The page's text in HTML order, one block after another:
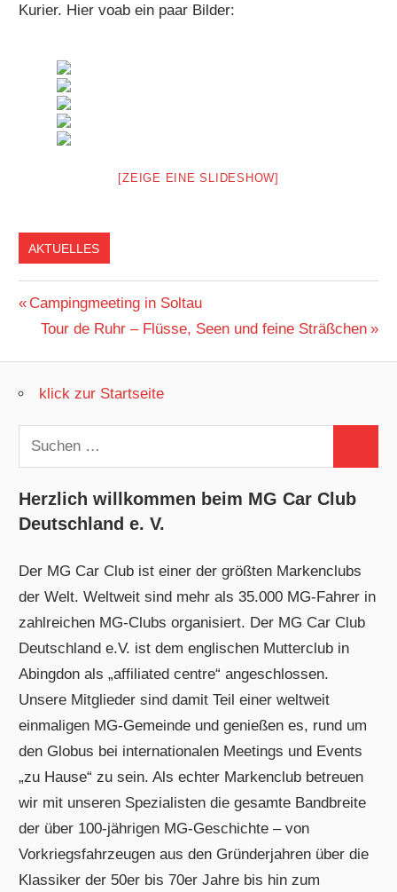
Kurier. Hier voab ein paar Bilder:
[ZEIGE EINE SLIDESHOW]
AKTUELLES
Beitragsnavigation
Vorheriger
Beitrag:
Campingmeeting in Soltau
Nächster
Tour de Ruhr – Flüsse, Seen und feine Sträßchen
klick zur Startseite
Suchen
nach:
Herzlich willkommen beim MG Car Club
Deutschland e. V.
Der MG Car Club ist einer der größten Markenclubs
der Welt. Weltweit sind mehr als 35.000 MG-Fahrer in
zahlreichen MG-Clubs organisiert. Der MG Car Club
Deutschland e.V. ist dem englischen Mutterclub in
Abingdon als „affiliated centre“ angeschlossen.
Unsere Mitglieder sind damit Teil einer weltweit
einmaligen MG-Gemeinde und genießen es, rund um
den Globus bei internationalen Meetings und Events
„zu Hause“ zu sein. Als echter Markenclub betreuen
wir mit unseren Spezialisten die gesamte Bandbreite
der über 100-jährigen MG-Geschichte – von
Vorkriegsfahrzeugen aus den Gründerjahren über die
Klassiker der 50er bis 70er Jahre bis hin zum